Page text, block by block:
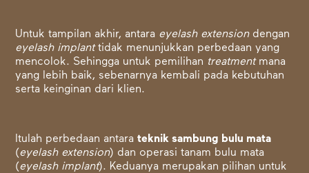
Untuk tampilan akhir, antara eyelash extensiondengan
eyelash implanttidak menunjukkan perbedaan yang
mencolok. Sehingga untuk pemilihan treatment mana
yang lebih baik, sebenarnya kembali pada kebutuhan
serta keinginan dari klien.
Itulah perbedaan antarateknik sambung bulu mata
(eyelash extension) dan operasi tanam bulu mata
(eyelash implant). Keduanya merupakan pilihan untuk